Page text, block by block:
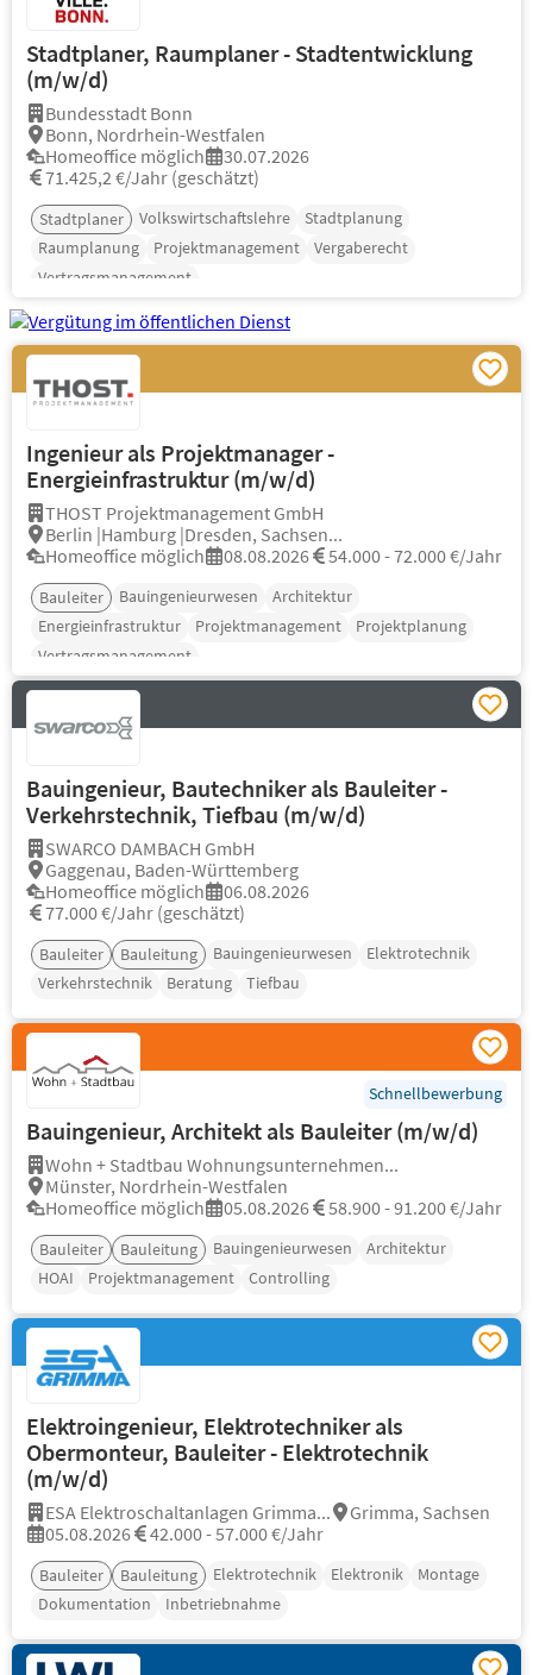
Stadtplaner, Raumplaner - Stadtentwicklung
(m/w/d)
Bundesstadt Bonn
Bonn, Nordrhein-Westfalen
Homeoffice möglich
30.07.2026
71.425,2 €/Jahr (geschätzt)
Stadtplaner Volkswirtschaftslehre
Stadtplanung
Raumplanung
Projektmanagement
Vergaberecht
Vertragsmanagement
Ingenieur als Projektmanager -
Energieinfrastruktur (m/w/d)
THOST Projektmanagement GmbH
Berlin |Hamburg |Dresden, Sachsen...
Homeoffice möglich
08.08.2026 54.000 - 72.000 €/Jahr
Bauleiter Bauingenieurwesen
Architektur
Energieinfrastruktur
Projektmanagement
Projektplanung
Vertragsmanagement
Bauingenieur, Bautechniker als Bauleiter -
Verkehrstechnik, Tiefbau (m/w/d)
SWARCO DAMBACH GmbH
Gaggenau, Baden-Württemberg
Homeoffice möglich
06.08.2026
77.000 €/Jahr (geschätzt)
Bauleiter Bauleitung Bauingenieurwesen
Elektrotechnik
Verkehrstechnik
Beratung Tiefbau
Schnellbewerbung
Bauingenieur, Architekt als Bauleiter (m/w/d)
Wohn + Stadtbau Wohnungsunternehmen...
Münster, Nordrhein-Westfalen
Homeoffice möglich
05.08.2026 58.900 - 91.200 €/Jahr
Bauleiter Bauleitung Bauingenieurwesen
Architektur
HOAI
Projektmanagement Controlling
Elektroingenieur, Elektrotechniker als
Obermonteur, Bauleiter - Elektrotechnik
(m/w/d)
ESA Elektroschaltanlagen Grimma...
Grimma, Sachsen
05.08.2026
42.000 - 57.000 €/Jahr
Bauleiter Bauleitung Elektrotechnik Elektronik
Montage
Dokumentation
Inbetriebnahme